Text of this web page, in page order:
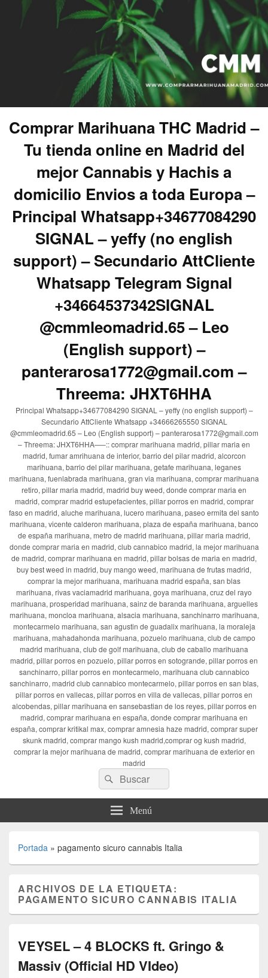
Comprar Marihuana THC Madrid –
Tu tienda online en Madrid del
mejor Cannabis y Hachis a
domicilio Envios a toda Europa –
Principal Whatsapp+34677084290
SIGNAL – yeffy (no english
support) – Secundario AttCliente
Whatsapp Telegram Signal
+34664537342SIGNAL
@cmmleomadrid.65 – Leo
(English support) –
panterarosa1772@gmail.com –
Threema: JHXT6HHA
Principal Whatsapp+34677084290 SIGNAL – yeffy (no english support) –
Secundario AttCliente Whatsapp +34666265550 SIGNAL
@cmmleomadrid.65 – Leo (English support) – panterarosa1772@gmail.com
– Threema: JHXT6HHA—–:: comprar marihuana madrid, pillar maria en
madrid, fumar amrihuana de interior, barrio del pilar madrid, alcorcon
marihuana, barrio del pilar marihuana, getafe marihuana, leganes
marihuana, fuenlabrada marihuana, gran via marihuana, comprar marihuana
retiro, pillar maria madrid, madrid buy weed, donde comprar maria en
madrid, comprar madrid estupefacientes, pillar porros en madrid, comprar
faso en madrid, aluche marihuana, lucero marihuana, paseo ermita del santo
marihuana, vicente calderon marihuana, plaza de españa marihuana, banco
de españa marihuana, metro de madrid marihuana, pillar maria madrid,
donde comprar maria en madrid, club cannabico madrid, la mejor marihuana
de madrid, comprar marihuana en madrid, pillar bolsas de maria en madrid,
buy best weed in madrid, buy mango weed, marihuana de frutas madrid,
comprar la mejor marihuana, marihuana madrid españa, san blas
marihuana, rivas vaciamadrid marihuana, goya marihuana, cruz del rayo
marihuana, prosperidad marihuana, sainz de baranda marihuana, arguelles
marihuana, moncloa marihuana, alsacia marihuana, sanchinarro marihuana,
montecarmelo marihuana, san agustin de guadalix marihuana, la moraleja
marihuana, mahadahonda marihuana, pozuelo marihuana, club de campo
madrid marihuana, club de golf marihuana, club de caballo marihuana
madrid, pillar porros en pozuelo, pillar porros en sotogrande, pillar porros en
sanchinarro, pillar porros en montecarmelo, marihuana club cannabico
sanchinarro, madrid club cannabico montecarmelo, pillar porros en san blas,
pillar porros en vallecas, pillar porros en villa de vallecas, pillar porros en
alcobendas, pillar marihuana en sansebastian de los reyes, pillar porros en
madrid, comprar marihuana en españa, donde comprar marihuana en
españa, comprar kritikal max, comprar amnesia haze madrid, comprar super
skunk madrid, comprar mango kush madrid,comprar og kush madrid,
comprar la mejor marihuana de madrid, comprar marihuana de exterior en
madrid
Buscar
por:
Buscar
Menú
Portada » pagamento sicuro cannabis Italia
ARCHIVOS DE LA ETIQUETA:
PAGAMENTO SICURO CANNABIS ITALIA
VEYSEL – 4 BLOCKS ft. Gringo &
Massiv (Official HD VIdeo)